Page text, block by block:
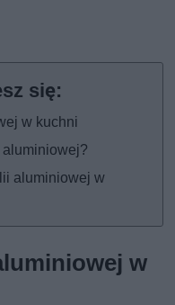
w kuchni
aluminiowej?
aluminiowej w
w